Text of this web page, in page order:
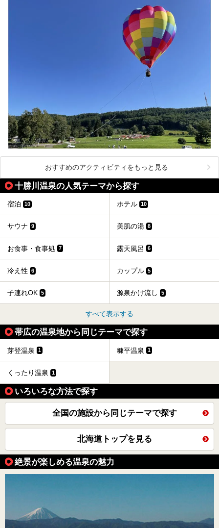
おすすめのアクティビティをもっと見る
十勝川温泉の人気テーマから探す
宿泊 10 ホテル 10
サウナ 9 美肌の湯 8
お食事・食事処 7 露天風呂 6
冷え性 6 カップル 5
子連れOK 5 源泉かけ流し 5
すべて表示する
帯広の温泉地から同じテーマで探す
芽登温泉 1 糠平温泉 1
くったり温泉 1
いろいろな方法で探す
全国の施設から同じテーマで探す
北海道トップを見る
絶景が楽しめる温泉の魅力